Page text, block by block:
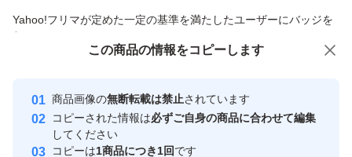
Yahoo!フリマが定めた一定の基準を満たしたユーザーにバッジを
付与しています
安心取引出品者
心・安全なユーザーです
取引実績
この商品の情報をコピーします
商品画像の無断転載は禁止されています
コピーされた情報は必ずご自身の商品に合わせて編集
してください
コピーは1商品につき1回です
この商品をみている人にオススメ